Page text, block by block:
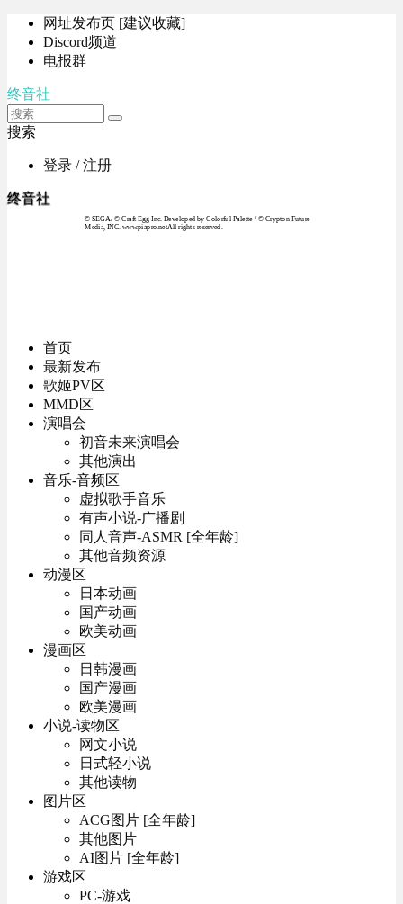
网址发布页 [建议收藏]
Discord频道
电报群
终音社
搜索
登录 / 注册
终音社
© SEGA / © Craft Egg Inc. Developed by Colorful Palette / © Crypton Future
Media, INC. www.piapro.netAll rights reserved.
首页
最新发布
歌姬PV区
MMD区
演唱会
初音未来演唱会
其他演出
音乐-音频区
虚拟歌手音乐
有声小说-广播剧
同人音声-ASMR [全年龄]
其他音频资源
动漫区
日本动画
国产动画
欧美动画
漫画区
日韩漫画
国产漫画
欧美漫画
小说-读物区
网文小说
日式轻小说
其他读物
图片区
ACG图片 [全年龄]
其他图片
AI图片 [全年龄]
游戏区
PC-游戏